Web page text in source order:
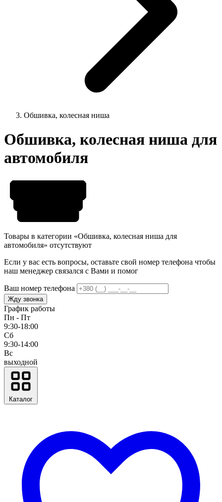
Обшивка, колесная ниша
Обшивка, колесная ниша для
автомобиля
Товары в категории «Обшивка, колесная ниша для
автомобиля» отсутствуют
Если у вас есть вопросы, оставьте свой номер телефона чтобы
наш менеджер связался с Вами и помог
Ваш номер телефона
Жду звонка
График работы
Пн - Пт
9:30-18:00
Сб
9:30-14:00
Вс
выходной
Каталог